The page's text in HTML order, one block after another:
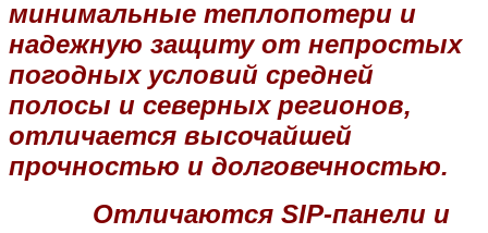
минимальные теплопотери и
надежную защиту от непростых
погодных условий средней
полосы и северных регионов,
отличается высочайшей
прочностью и долговечностью.
Отличаются SIP-панели и